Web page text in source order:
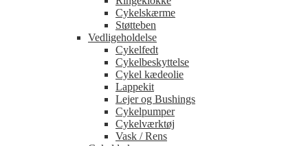
Cykelskærme
Støtteben
Vedligeholdelse
Cykelfedt
Cykelbeskyttelse
Cykel kædeolie
Lappekit
Lejer og Bushings
Cykelpumper
Cykelværktøj
Vask / Rens